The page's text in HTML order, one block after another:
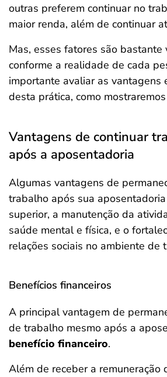
outras preferem continuar no
maior renda, além de continuar
Mas, esses fatores são bastante
conforme a realidade de cada
importante avaliar as vantagens
desta prática, como
Vantagens de continuar
após a aposentadoria
Algumas vantagens de
trabalho após sua
superior, a manutenção da
saúde mental e física, e o
relações sociais no ambiente de
Benefícios financeiros
A principal vantagem de
de trabalho mesmo após a
benefício financeiro.
Além de receber a remuneração